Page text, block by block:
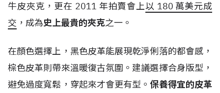
牛皮夾克，更在 2011 年拍賣會上以 180 萬美元成
交 ，成為史上最貴的夾克之一。
在顏色選擇上，黑色皮革能展現乾淨俐落的都會感，
棕色皮革則帶來溫暖復古氛圍。建議選擇合身版型，
避免過度寬鬆，穿起來才會更有型。保養得宜的皮革